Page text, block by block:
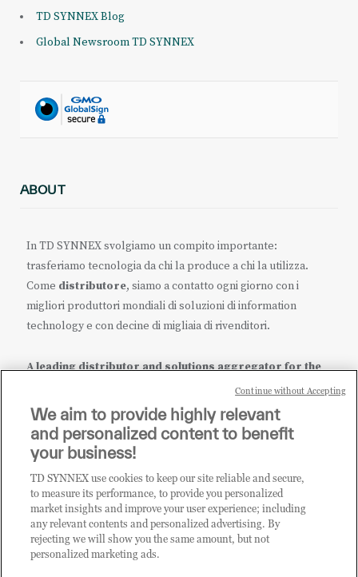
TD SYNNEX Blog
Global Newsroom TD SYNNEX
ABOUT
In TD SYNNEX svolgiamo un compito importante:
trasferiamo tecnologia da chi la produce a chi la utilizza.
Come distributore, siamo a contatto ogni giorno con i
migliori produttori mondiali di soluzioni di information
technology e con decine di migliaia di rivenditori.
A leading distributor and solutions aggregator for the
it.tdsynnex.com|eu.tdsynnex.com|tdsynnex.com
CATEGORIE
Categorie
We aim to provide highly relevant
and personalized content to benefit
your business!
TD SYNNEX use cookies to keep our site reliable and secure,
to measure its performance, to provide you personalized
market insights and improve your user experience; including
any relevant contents and personalized advertising. By
rejecting we will show you the same amount, but not
personalized marketing ads.
Continue without Accepting